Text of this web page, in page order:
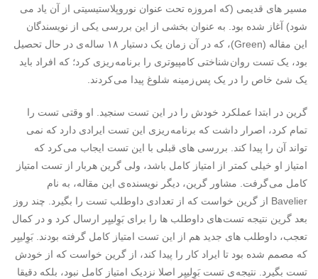
مسیر های قدیمی (که امروزه تحت عنوان نوروپلاستیسیتی از آن یاد می
شود) آغاز شده بود. به عنوان بخشی از این بررسی یکی از نویسندگان
این مقاله (Green)، که در آن زمان یک دستیار ۱۸ ساله ی در حال تحصیل
بود، یک تست روان شناختی کامپیوتری را برنامه ریزی کرد؛ که افراد باید
یک شئ خاص را در یک پس زمینه شلوغ پیدا می کردند.
گرین در ابتدا عملکرد خودش را در این تست سنجید. او وقتی تست را
تمام کرد، اصرار داشت که برنامه ریزی این تست ایرادی دارد که نمی
تواند آن را پیدا کند. بررسی های قبلی با این تست ایجاب می کرد که
امتیاز او خیلی کمتر از امتیاز کامل باشد، ولی گرین هربار از تست امتیاز
کامل می گرفت. مشاور گرین، دیگر نویسنده ی این مقاله، به نام
Bavelier از گرین خواست که از تعدادی داوطلب تست را بگیرد. چند روز
بعد گرین نتیجه تست های داوطلب ها را برای بَوِلییِر ارسال کرد و در کمال
تعجب، داوطلب های جدید هم از این تست امتیاز کامل گرفته بودند. بَوِلییِر
که مصمم شده بود تا ایراد کار را پیدا کند، از گرین خواست که از خودش
تست بگیرد. نتیجه ی تست بَوِلییِر اصلا نزدیک امتیاز کامل نبود، بلکه دقیقا